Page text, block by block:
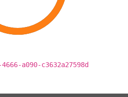
a090-c3632a27598d